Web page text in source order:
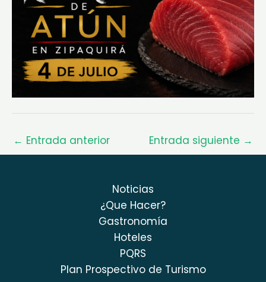
← Entrada anterior Entrada siguiente →
Noticias
¿Que Hacer?
Gastronomía
Hoteles
PQRS
Plan Prospectivo de Turismo